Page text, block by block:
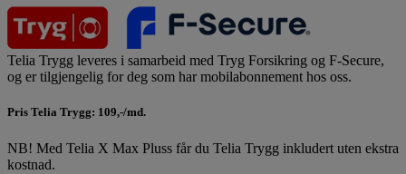
Telia Trygg leveres i samarbeid med Tryg Forsikring og F-Secure,
og er tilgjengelig for deg som har mobilabonnement hos oss.
Pris Telia Trygg: 109,-/md.
NB! Med Telia X Max Pluss får du Telia Trygg inkludert uten ekstra
kostnad.